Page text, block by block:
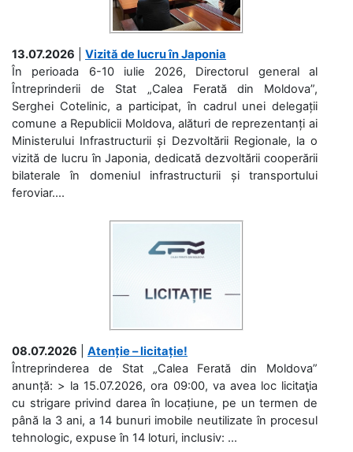
13.07.2026
Vizită de lucru în Japonia
În perioada 6-10 iulie 2026, Directorul general al
Întreprinderii de Stat „Calea Ferată din Moldova”,
Serghei Cotelinic, a participat, în cadrul unei delegații
comune a Republicii Moldova, alături de reprezentanți ai
Ministerului Infrastructurii și Dezvoltării Regionale, la o
vizită de lucru în Japonia, dedicată dezvoltării cooperării
bilaterale în domeniul infrastructurii și transportului
feroviar....
08.07.2026
Atenție – licitație!
Întreprinderea de Stat „Calea Ferată din Moldova”
anunță: > la 15.07.2026, ora 09:00, va avea loc licitaţia
cu strigare privind darea în locațiune, pe un termen de
până la 3 ani, a 14 bunuri imobile neutilizate în procesul
tehnologic, expuse în 14 loturi, inclusiv: ...